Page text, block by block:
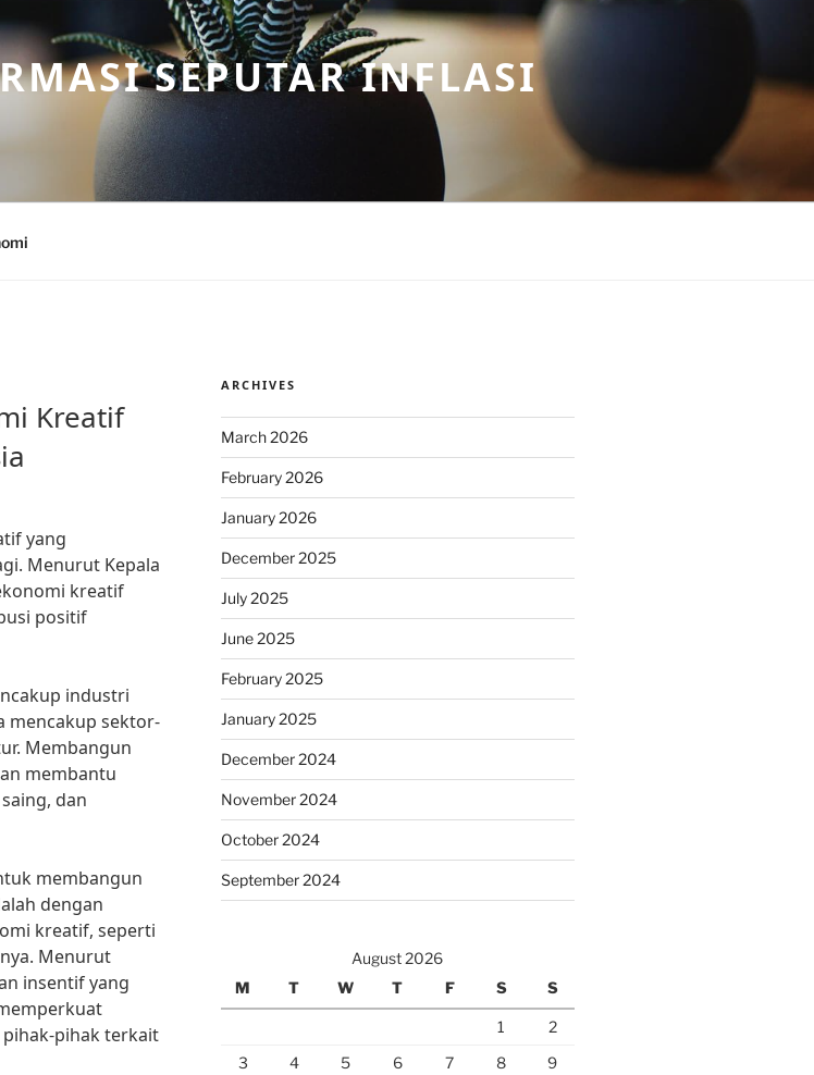
SEPUTAR INFLASI
Kreatif
yang
Menurut Kepala
kreatif
positif
industri
mencakup sektor-
Membangun
membantu
dan
membangun
dengan
kreatif, seperti
Menurut
insentif yang
pihak terkait
ARCHIVES
March 2026
February 2026
January 2026
December 2025
July 2025
June 2025
February 2025
January 2025
December 2024
November 2024
October 2024
September 2024
August 2026
M
T W T F S S
1
2
3
4 5 6 7 8
9